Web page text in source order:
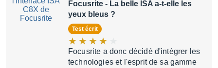
Focusrite - La belle ISA a-t-elle les
yeux bleus ?
Test écrit
Focusrite a donc décidé d'intégrer les
technologies et l'esprit de sa gamme